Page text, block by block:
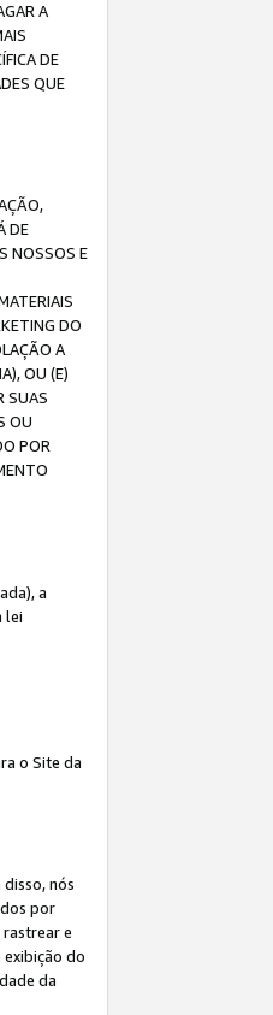
A
DE
QUE
DE
NOSSOS E
DO
A
OU (E)
SUAS
OU
POR
a
lei
o Site da
nós
por
e
do
da